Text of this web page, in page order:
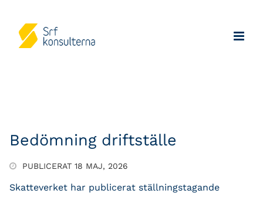
Bedömning driftställe
PUBLICERAT 18 MAJ, 2026
Skatteverket har publicerat ställningstagande